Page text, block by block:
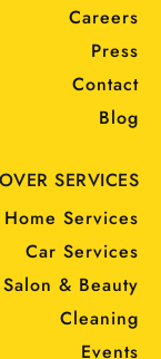
Careers
Press
Contact
Blog
SERVICES
Home Services
Car Services
Salon & Beauty
Cleaning
Events